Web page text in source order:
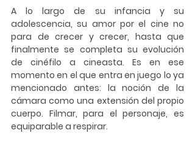
A lo largo de su infancia y su
adolescencia, su amor por el cine no
para de crecer y crecer, hasta que
finalmente se completa su evolución
de cinéfilo a cineasta. Es en ese
momento en el que entra en juego lo ya
mencionado antes: la noción de la
cámara como una extensión del propio
cuerpo. Filmar, para el personaje, es
equiparable a respirar.